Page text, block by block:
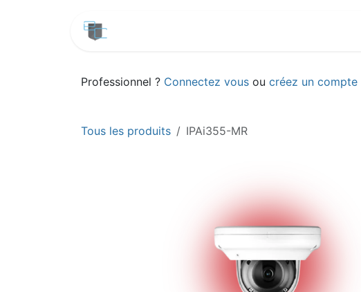
Professionnel ? Connectez vous ou créez un compte
Tous les produits IPAi355-MR